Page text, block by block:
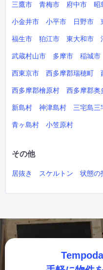
三鷹市 青梅市 府中市 昭
小金井市 小平市 日野市
福生市 狛江市 東大和市
武蔵村山市 多摩市 稲城市
西東京市 西多摩郡瑞穂町
西多摩郡檜原村 西多摩郡奥
新島村 神津島村 三宅島三
青ヶ島村 小笠原村
その他
居抜き スケルトン 状態の